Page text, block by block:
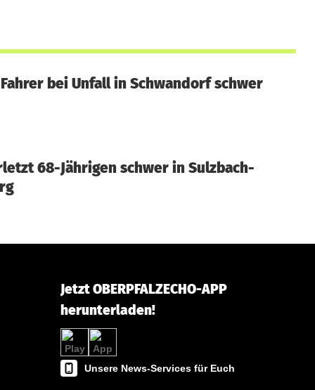
bei Unfall in Schwandorf schwer
68-Jährigen schwer in Sulzbach-
Jetzt OBERPFALZECHO-APP
herunterladen!
Unsere News-Services für Euch